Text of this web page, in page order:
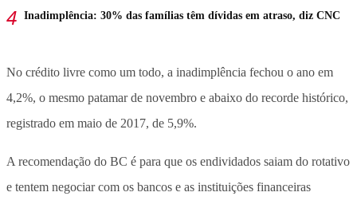
Inadimplência: 30% das famílias têm dívidas em atraso, diz CNC
No crédito livre como um todo, a inadimplência fechou o ano em
4,2%, o mesmo patamar de novembro e abaixo do recorde histórico,
registrado em maio de 2017, de 5,9%.
A recomendação do BC é para que os endividados saiam do rotativo
e tentem negociar com os bancos e as instituições financeiras